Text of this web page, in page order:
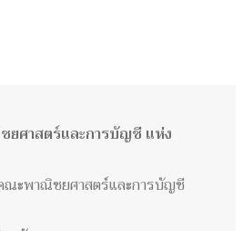
ศาสตร์และการบัญชี แห่ง
ะพาณิชยศาสตร์และการบัญชี